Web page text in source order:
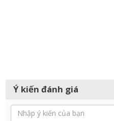
Ý kiến đánh giá